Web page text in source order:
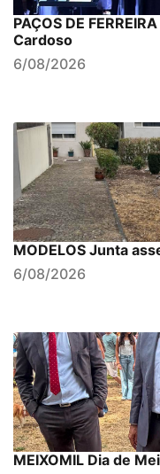
PAÇOS DE
Cardoso
6/08/2026
MODELOS Junta
6/08/2026
MEIXOMIL Dia de